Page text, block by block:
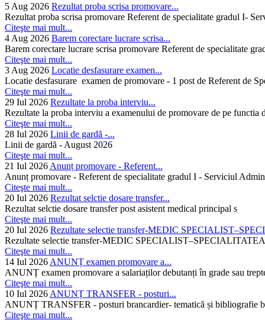
5 Aug 2026 Rezultat proba scrisa promovare...
Rezultat proba scrisa promovare Referent de specialitate gradul I-
Citeşte mai mult...
4 Aug 2026 Barem corectare lucrare scrisa...
Barem corectare lucrare scrisa promovare Referent de specialitate
Citeşte mai mult...
3 Aug 2026 Locatie desfasurare examen...
Locatie desfasurare examen de promovare - 1 post de Referent de
Citeşte mai mult...
29 Iul 2026 Rezultate la proba interviu...
Rezultate la proba interviu a examenului de promovare de pe
Citeşte mai mult...
28 Iul 2026 Linii de gardă -...
Linii de gardă - August 2026
Citeşte mai mult...
21 Iul 2026 Anunț promovare - Referent...
Anunț promovare - Referent de specialitate gradul I - Serviciul
Citeşte mai mult...
20 Iul 2026 Rezultat selctie dosare transfer...
Rezultat selctie dosare transfer post asistent medical principal s
Citeşte mai mult...
20 Iul 2026 Rezultate selectie transfer-MEDIC
Rezultate selectie transfer-MEDIC
Citeşte mai mult...
14 Iul 2026 ANUNȚ examen promovare a...
ANUNȚ examen promovare a salariaților debutanți în grade sau
Citeşte mai mult...
10 Iul 2026 ANUNȚ TRANSFER - posturi...
ANUNȚ TRANSFER - posturi brancardier- tematică și bibliografie
Citeşte mai mult...